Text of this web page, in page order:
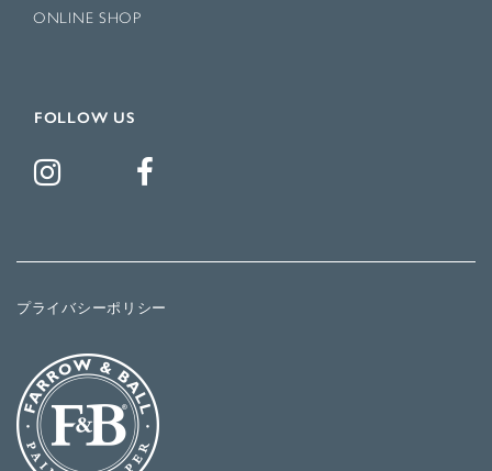
ONLINE SHOP
FOLLOW US
プライバシーポリシー